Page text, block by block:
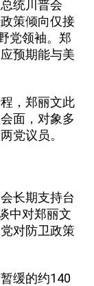
统川普会
策倾向仅接
党领袖。郑
预期能与美
，郑丽文此
面，对象多
党议员。
长期支持台
中对郑丽文
对防卫政策
缓的约140